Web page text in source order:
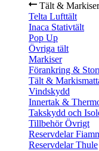
Tält & Markiser
Telta Lufttält
Inaca Stativtält
Pop Up
Övriga tält
Markiser
Förankring &
Tält &
Vindskydd
Innertak &
Takskydd och
Tillbehör Övrigt
Reservdelar
Reservdelar Thule